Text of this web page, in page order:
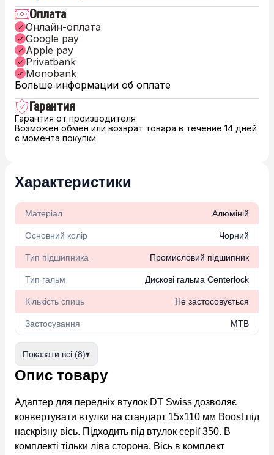
Оплата
Онлайн-оплата
Google pay
Apple pay
Privatbank
Monobank
Больше информации об оплате
Гарантия
Гарантия от производителя
Возможен обмен или возврат товара в течение 14 дней
с момента покупки
Характеристики
Матеріал Алюміній
Основний колір Чорний
Тип підшипника Промисловий підшипник
Тип гальм Дискові гальма Centerlock
Кількість спиць Не застосовується
Застосування MTB
Показати всі (8)▾
Опис товару
Адаптер для передніх втулок DT Swiss дозволяє
конвертувати втулки на стандарт 15x110 мм Boost під
наскрізну вісь. Підходить під втулок серії 350. В
комплекті тільки ліва сторона. Вісь в комплект